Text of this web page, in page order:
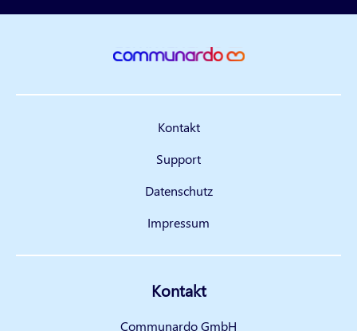
Kontakt
Support
Datenschutz
Impressum
Kontakt
Communardo GmbH